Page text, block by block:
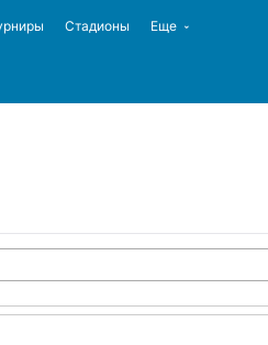
Стадионы Еще